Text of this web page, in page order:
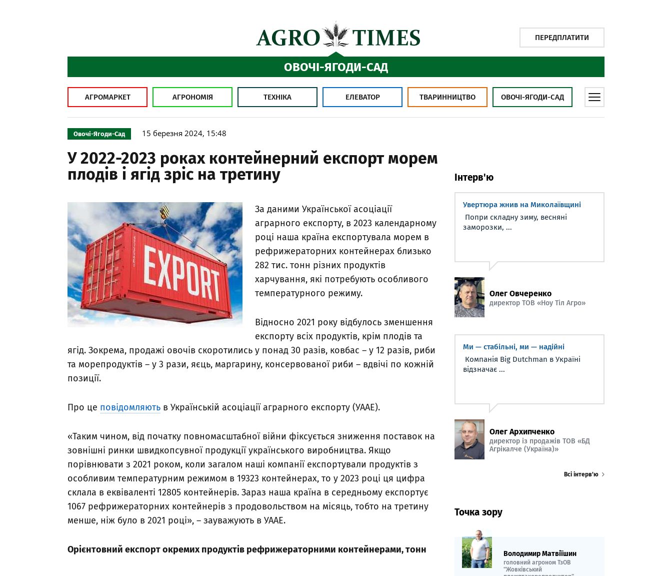
ПЕРЕДПЛАТИТИ
ОВОЧІ-ЯГОДИ-САД
АГРОМАРКЕТ АГРОНОМІЯ ТЕХНІКА ЕЛЕВАТОР ТВАРИННИЦТВО ОВОЧІ-ЯГОДИ-САД
Овочі-Ягоди-Сад 15 березня 2024, 15:48
У 2022-2023 роках контейнерний експорт морем
плодів і ягід зріс на третину
За даними Української асоціації
аграрного експорту, в 2023 календарному
році наша країна експортувала морем в
рефрижераторних контейнерах близько
282 тис. тонн різних продуктів
харчування, які потребують особливого
температурного режиму.
Відносно 2021 року відбулось зменшення
експорту всіх продуктів, крім плодів та
ягід. Зокрема, продажі овочів скоротились у понад 30 разів, ковбас – у 12 разів, риби
та морепродуктів – у 3 рази, яєць, маргарину, консервованої риби – вдвічі по кожній
позиції.
Про це повідомляють в Українській асоціації аграрного експорту (УААЕ).
«Таким чином, від початку повномасштабної війни фіксується зниження поставок на
зовнішні ринки швидкопсувної продукції українського виробництва. Якщо
порівнювати з 2021 роком, коли загалом наші компанії експортували продуктів з
особливим температурним режимом в 19323 контейнерах, то у 2023 році ця цифра
склала в еквіваленті 12805 контейнерів. Зараз наша країна в середньому експортує
1067 рефрижераторних контейнерів з продовольством на місяць, тобто на третину
менше, ніж було в 2021 році», – зауважують в УААЕ.
Орієнтовний експорт окремих продуктів рефрижераторними контейнерами, тонн
Інтерв'ю
Увертюра жнив на Миколаївщині
Попри складну зиму, весняні
заморозки, ...
Олег Овчеренко
директор ТОВ «Ноу Тіл Агро»
Ми — стабільні, ми — надійні
Компанія Big Dutchman в Україні
відзначає ...
Олег Архипченко
директор із продажів ТОВ «БД
Агрікалче (Україна)»
Всі інтерв’ю
Точка зору
Володимир Матвіїшин
головний агроном ТзОВ
"Жовківський